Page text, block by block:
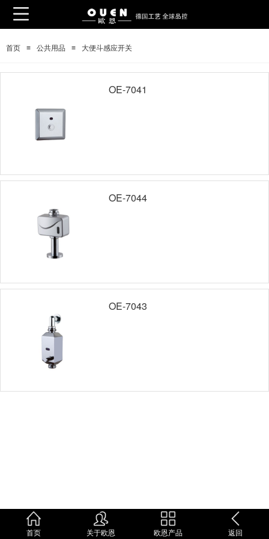
首页 ≡ 公共用品 ≡ 大便斗感应开关
OE-7041
OE-7044
OE-7043
首页 关于欧恩 欧恩产品 返回